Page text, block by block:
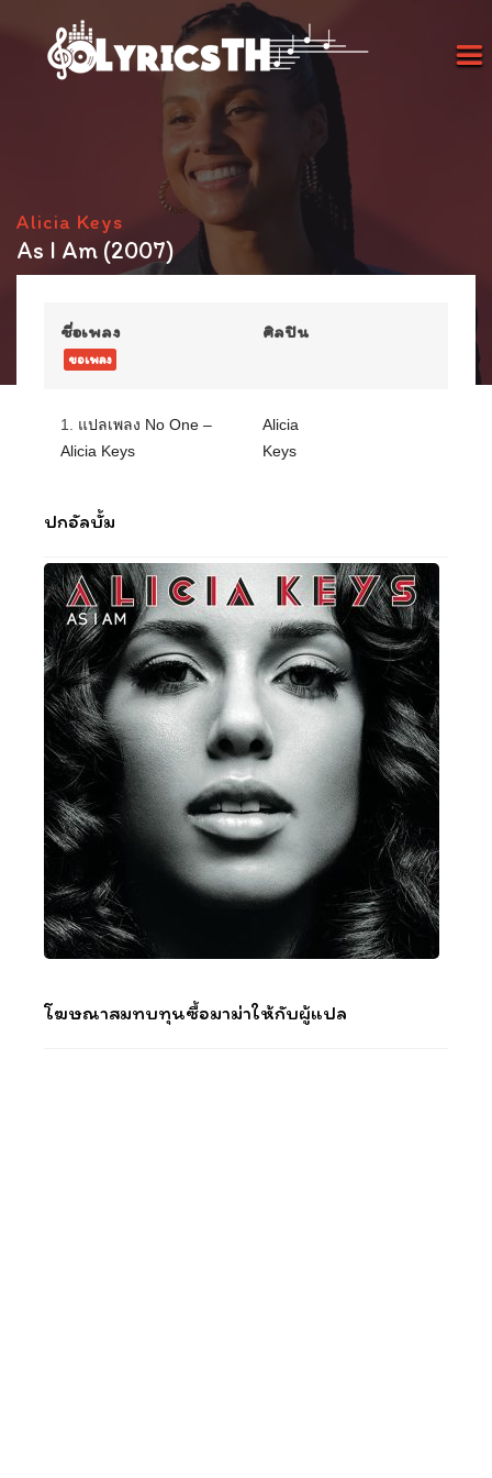
Alicia Keys
As I Am (2007)
ชื่อเพลง
ขอเพลง
ศิลปิน
1. แปลเพลง No One –
Alicia Keys
Alicia
Keys
ปกอัลบั้ม
โฆษณาสมทบทุนซื้อมาม่าให้กับผู้แปล